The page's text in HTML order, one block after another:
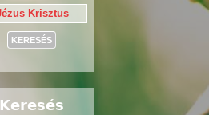
Keresés